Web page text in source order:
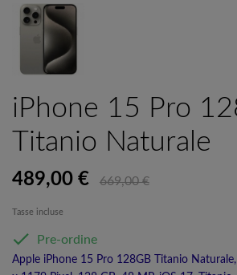
iPhone 15 Pro
Titanio Naturale
489,00 € 669,00 €
Tasse incluse
 Pre-ordine
Apple iPhone 15 Pro 128GB Titanio